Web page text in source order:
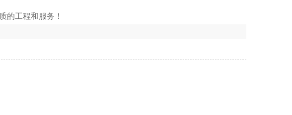
的工程和服务！